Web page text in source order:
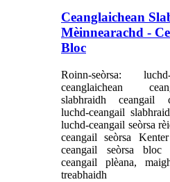
Ceanglaichean
Mèinnearachd -
Bloc
Roinn-seòrsa:
ceanglaichean
slabhraidh ceangail
luchd-ceangail
luchd-ceangail seòrsa
ceangail seòrsa
ceangail seòrsa
ceangail plèana,
treabhaidh